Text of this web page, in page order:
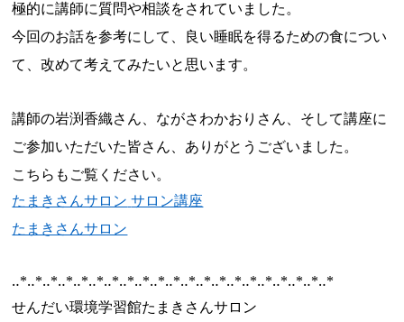
極的に講師に質問や相談をされていました。
今回のお話を参考にして、良い睡眠を得るための食につい
て、改めて考えてみたいと思います。
講師の岩渕香織さん、ながさわかおりさん、そして講座に
ご参加いただいた皆さん、ありがとうございました。
こちらもご覧ください。
たまきさんサロン サロン講座
たまきさんサロン
‥*‥*‥*‥*‥*‥*‥*‥*‥*‥*‥*‥*‥*‥*‥*‥*‥*‥*‥*‥*‥*
せんだい環境学習館たまきさんサロン